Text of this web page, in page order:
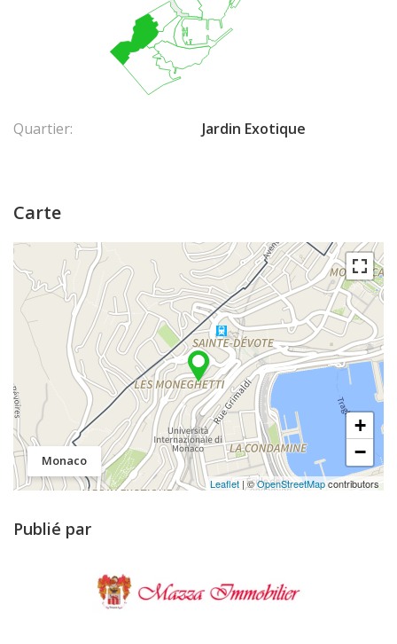
Quartier: Jardin Exotique
Carte
Monaco
+
−
Leaflet | ©OpenStreetMapcontributors
Publié par